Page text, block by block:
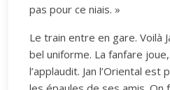
pas pour ce niais. »
Le train entre en gare. Voilà
bel uniforme. La fanfare
l’applaudit. Jan l’Oriental